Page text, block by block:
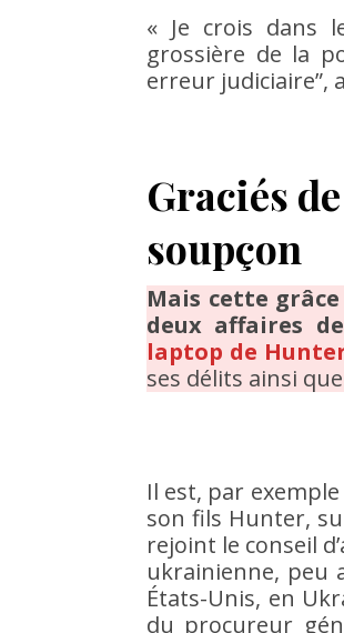
« Je crois dans
grossière de la
erreur judiciaire”,
Graciés
soupçon
Mais cette
deux affaires
laptop de
ses délits ainsi
Il est, par
son fils Hunter,
rejoint le conseil
ukrainienne, peu
États-Unis, en
du procureur